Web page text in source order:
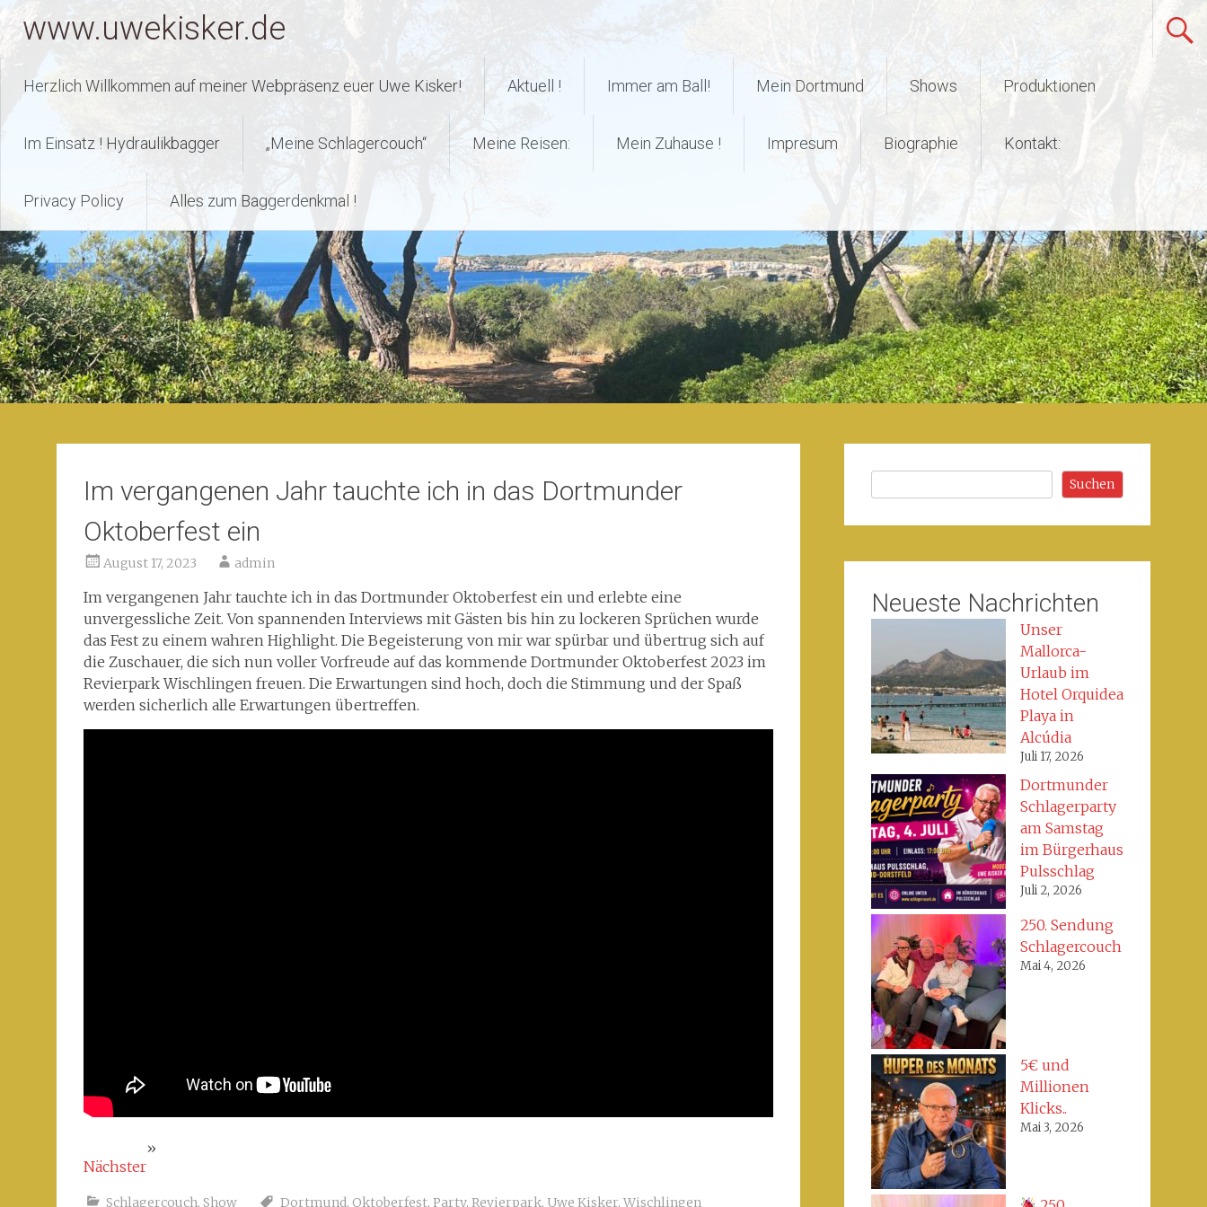
Zum
Inhalt
springen
www.uwekisker.de
Herzlich Willkommen auf meiner Webpräsenz euer Uwe Kisker! Aktuell ! Immer am Ball! Mein Dortmund Shows Produktionen
Im Einsatz ! Hydraulikbagger „Meine Schlagercouch“ Meine Reisen: Mein Zuhause ! Impresum Biographie Kontakt:
Privacy Policy Alles zum Baggerdenkmal !
Im vergangenen Jahr tauchte ich in das Dortmunder
Oktoberfest ein
August 17, 2023 admin
Im vergangenen Jahr tauchte ich in das Dortmunder Oktoberfest ein und erlebte eine
unvergessliche Zeit. Von spannenden Interviews mit Gästen bis hin zu lockeren Sprüchen wurde
das Fest zu einem wahren Highlight. Die Begeisterung von mir war spürbar und übertrug sich auf
die Zuschauer, die sich nun voller Vorfreude auf das kommende Dortmunder Oktoberfest 2023 im
Revierpark Wischlingen freuen. Die Erwartungen sind hoch, doch die Stimmung und der Spaß
werden sicherlich alle Erwartungen übertreffen.
Nächster
»
Schlagercouch, Show Dortmund, Oktoberfest, Party, Revierpark, Uwe Kisker, Wischlingen
Suchen
Neueste Nachrichten
Unser
Mallorca-
Urlaub im
Hotel Orquidea
Playa in
Alcúdia
Juli 17, 2026
Dortmunder
Schlagerparty
am Samstag
im Bürgerhaus
Pulsschlag
Juli 2, 2026
250. Sendung
Schlagercouch
Mai 4, 2026
5€ und
Millionen
Klicks..
Mai 3, 2026